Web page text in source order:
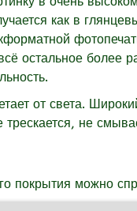
как в
остальное более
от света.
не
покрытия можно